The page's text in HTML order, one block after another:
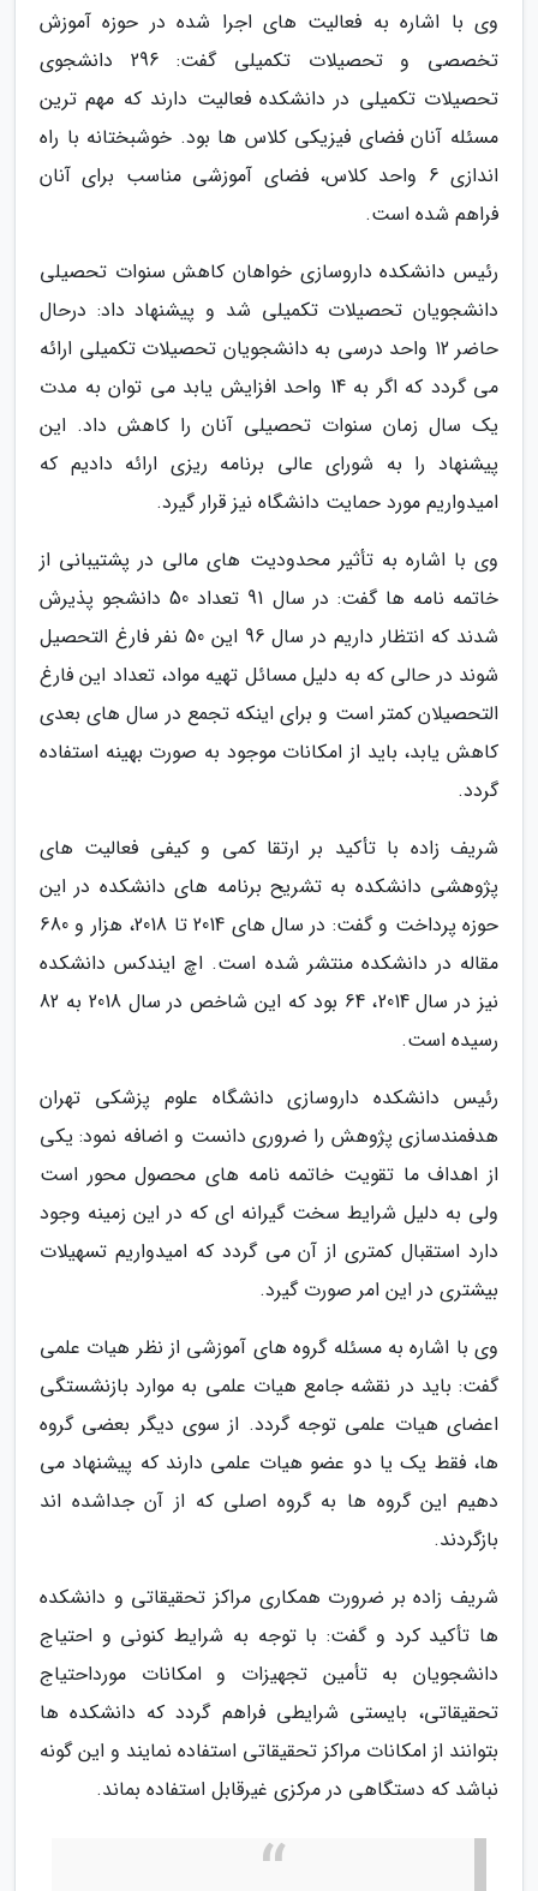
وی با اشاره به فعالیت های اجرا شده در حوزه آموزش
تخصصی و تحصیلات تکمیلی گفت: 296 دانشجوی
تحصیلات تکمیلی در دانشکده فعالیت دارند که مهم ترین
مسئله آنان فضای فیزیکی کلاس ها بود. خوشبختانه با راه
اندازی 6 واحد کلاس، فضای آموزشی مناسب برای آنان
فراهم شده است.
رئیس دانشکده داروسازی خواهان کاهش سنوات تحصیلی
دانشجویان تحصیلات تکمیلی شد و پیشنهاد داد: درحال
حاضر 12 واحد درسی به دانشجویان تحصیلات تکمیلی ارائه
می گردد که اگر به 14 واحد افزایش یابد می توان به مدت
یک سال زمان سنوات تحصیلی آنان را کاهش داد. این
پیشنهاد را به شورای عالی برنامه ریزی ارائه دادیم که
امیدواریم مورد حمایت دانشگاه نیز قرار گیرد.
وی با اشاره به تأثیر محدودیت های مالی در پشتیبانی از
خاتمه نامه ها گفت: در سال 91 تعداد 50 دانشجو پذیرش
شدند که انتظار داریم در سال 96 این 50 نفر فارغ التحصیل
شوند در حالی که به دلیل مسائل تهیه مواد، تعداد این فارغ
التحصیلان کمتر است و برای اینکه تجمع در سال های بعدی
کاهش یابد، باید از امکانات موجود به صورت بهینه استفاده
گردد.
شریف زاده با تأکید بر ارتقا کمی و کیفی فعالیت های
پژوهشی دانشکده به تشریح برنامه های دانشکده در این
حوزه پرداخت و گفت: در سال های 2014 تا 2018، هزار و 680
مقاله در دانشکده منتشر شده است. اچ ایندکس دانشکده
نیز در سال 2014، 64 بود که این شاخص در سال 2018 به 82
رسیده است.
رئیس دانشکده داروسازی دانشگاه علوم پزشکی تهران
هدفمندسازی پژوهش را ضروری دانست و اضافه نمود: یکی
از اهداف ما تقویت خاتمه نامه های محصول محور است
ولی به دلیل شرایط سخت گیرانه ای که در این زمینه وجود
دارد استقبال کمتری از آن می گردد که امیدواریم تسهیلات
بیشتری در این امر صورت گیرد.
وی با اشاره به مسئله گروه های آموزشی از نظر هیات علمی
گفت: باید در نقشه جامع هیات علمی به موارد بازنشستگی
اعضای هیات علمی توجه گردد. از سوی دیگر بعضی گروه
ها، فقط یک یا دو عضو هیات علمی دارند که پیشنهاد می
دهیم این گروه ها به گروه اصلی که از آن جداشده اند
بازگردند.
شریف زاده بر ضرورت همکاری مراکز تحقیقاتی و دانشکده
ها تأکید کرد و گفت: با توجه به شرایط کنونی و احتیاج
دانشجویان به تأمین تجهیزات و امکانات مورداحتیاج
تحقیقاتی، بایستی شرایطی فراهم گردد که دانشکده ها
بتوانند از امکانات مراکز تحقیقاتی استفاده نمایند و این گونه
نباشد که دستگاهی در مرکزی غیرقابل استفاده بماند.